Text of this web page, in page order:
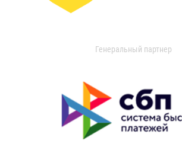
Генеральный партнер